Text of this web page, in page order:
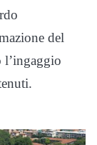
del
l’ingaggio